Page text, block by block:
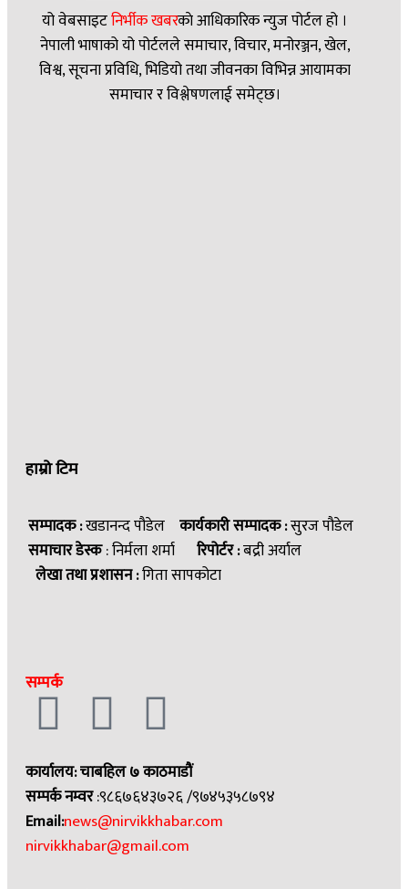
यो वेबसाइटनिर्भीक खबरकाे आधिकारिक न्युज पोर्टल हो ।
नेपाली भाषाको यो पोर्टलले समाचार, विचार, मनोरञ्जन, खेल,
विश्व, सूचना प्रविधि, भिडियो तथा जीवनका विभिन्न आयामका
समाचार र विश्लेषणलाई समेट्छ।
हाम्रो टिम
सम्पादक :खडानन्द पौडेल कार्यकारी सम्पादक :सुरज पौडेल
समाचार डेस्क: निर्मला शर्मा रिपोर्टर :बद्री अर्याल
लेखा तथा प्रशासन :गिता सापकोटा
सम्पर्क
कार्यालय: चाबहिल ७ काठमाडौं
सम्पर्क नम्वर:९८६७६४३७२६ /९७४५३५८७९४
Email:news@nirvikkhabar.com
nirvikkhabar@gmail.com